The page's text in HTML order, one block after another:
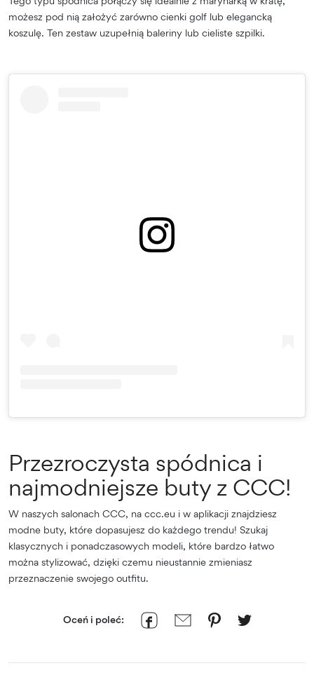
możesz pod nią założyć zarówno cienki golf lub elegancką
koszulę. Ten zestaw uzupełnią baleriny lub cieliste szpilki.
Przezroczysta spódnica i
najmodniejsze buty z CCC!
W naszych salonach CCC, na ccc.eu i w aplikacji znajdziesz
modne buty, które dopasujesz do każdego trendu! Szukaj
klasycznych i ponadczasowych modeli, które bardzo łatwo
można stylizować, dzięki czemu nieustannie zmieniasz
przeznaczenie swojego outfitu.
Oceń i poleć: